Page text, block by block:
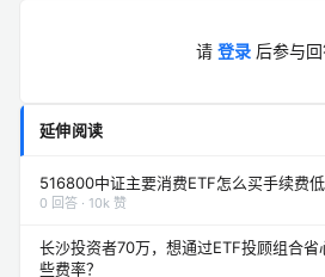
请 登录 后参与
延伸阅读
516800中证主要消费ETF怎么买手续费低
0 回答 · 10k 赞
长沙投资者70万，想通过ETF投顾组合
些费率？